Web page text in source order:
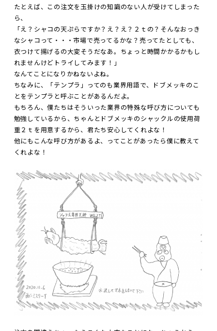
たとえば、この注文を玉掛けの知識のない人が受けてしまった
ら、
「え？シャコの天ぷらですか？え？え？２ｔの？そんなおっき
なシャコって・・・市場で売ってるかな？売ってたとしても、
衣つけて揚げるの大変そうだなあ。ちょっと時間かかるかもし
れませんけどトライしてみます！」
なんてことになりかねないよね。
ちなみに、「テンプラ」ってのも業界用語で、ドブメッキのこ
とをテンプラと呼ぶことがあるんだよ。
もちろん、僕たちはそういった業界の特殊な呼び方についても
勉強しているから、ちゃんとドブメッキのシャックルの使用荷
重２ｔを用意するから、君たち安心してくれよな！
他にもこんな呼び方があるよ、ってことがあったら僕に教えて
くれよな！